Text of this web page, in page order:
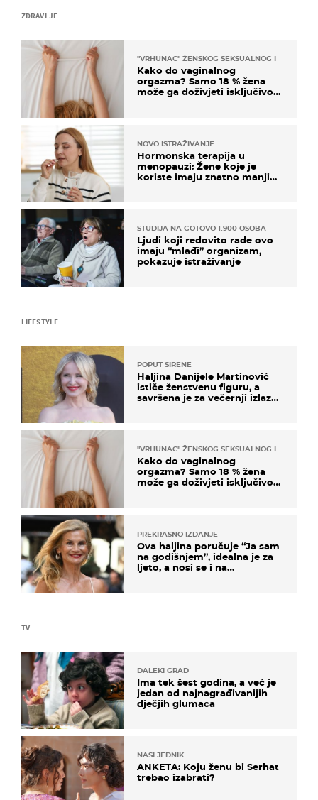
ZDRAVLJE
"VRHUNAC" ŽENSKOG SEKSUALNOG ISKUSTVA
Kako do vaginalnog
orgazma? Samo 18 % žena
može ga doživjeti isključivo
NOVO ISTRAŽIVANJE
Hormonska terapija u
menopauzi: Žene koje je
koriste imaju znatno manji
STUDIJA NA GOTOVO 1.900 OSOBA
Ljudi koji redovito rade ovo
imaju “mlađi” organizam,
pokazuje istraživanje
TV
DALEKI GRAD
Ima tek šest godina, a već je
jedan od najnagrađivanijih
dječjih glumaca
NASLJEDNIK
ANKETA: Koju ženu bi Serhat
trebao izabrati?
LIFESTYLE
POPUT SIRENE
Haljina Danijele Martinović
ističe ženstvenu figuru, a
savršena je za večernji izlazak
"VRHUNAC" ŽENSKOG SEKSUALNOG ISKUSTVA
Kako do vaginalnog
orgazma? Samo 18 % žena
može ga doživjeti isključivo
PREKRASNO IZDANJE
Ova haljina poručuje “Ja sam
na godišnjem”, idealna je za
ljeto, a nosi se i na